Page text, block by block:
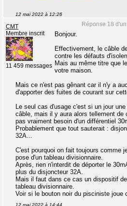
12 mai 2022 à 12:26
Réponse 18
CMT
Membre inscrit
11 459 messages
Bonjour.
Effectivement, le câble
contre les défauts
Mais au même titre que
votre maison.
Mais ce n'est pas gênant car il n'y a
d'apporter des fuites de courant sur
Le seul cas d'usage c'est si un jour
câble, mais il y aura alors tellement de
pas vraiment besoin d'un différentiel
Probablement que tout sauterait :
32A...
C'est pourquoi on fait toujours comme
pose d'un tableau divisionnaire.
Après, rien n'interdit de déporter le
plus du disjoncteur 32A.
Mais il faut dans ce cas un dispositif
tableau divisionnaire.
Voir si le bouton noir du pisciniste joue
12 mai 2022 à 14:44